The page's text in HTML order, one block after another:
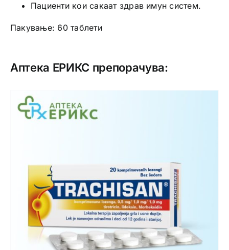
Пациенти кои сакаат здрав имун систем.
Пакување: 60 таблети
Аптека ЕРИКС препорачува: